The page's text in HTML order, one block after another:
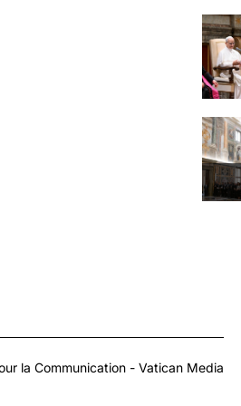
la Communication - Vatican Media